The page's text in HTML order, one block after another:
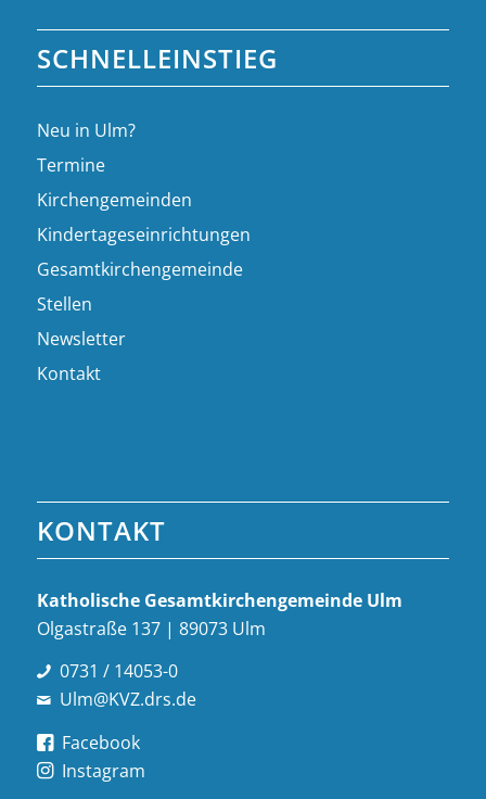
SCHNELLEINSTIEG
Neu in Ulm?
Termine
Kirchengemeinden
Kindertageseinrichtungen
Gesamtkirchengemeinde
Stellen
Newsletter
Kontakt
KONTAKT
Katholische Gesamt­kirchen­gemeinde Ulm
Olgastraße 137 | 89073 Ulm
0731 / 14053-0
Ulm@KVZ.drs.de
Facebook
Instagram